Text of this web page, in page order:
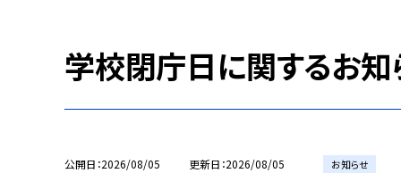
学校閉庁日に関するお知
公開日 2026/08/05 更新日 2026/08/05 お知らせ